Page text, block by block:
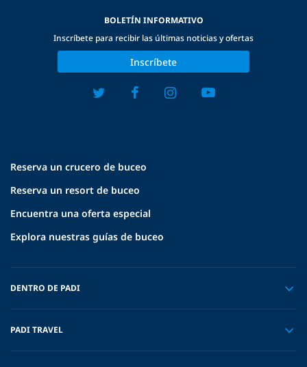
Reserva un crucero de buceo
Reserva un resort de buceo
Encuentra una oferta especial
Explora nuestras guías de buceo
DENTRO DE PADI
PADI TRAVEL
BOLETÍN INFORMATIVO
Inscríbete para recibir las últimas noticias y ofertas
Inscríbete